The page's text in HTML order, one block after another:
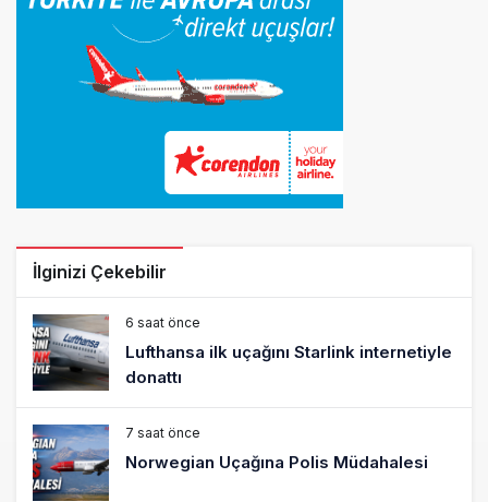
İlginizi Çekebilir
6 saat önce
Lufthansa ilk uçağını Starlink internetiyle
donattı
7 saat önce
Norwegian Uçağına Polis Müdahalesi